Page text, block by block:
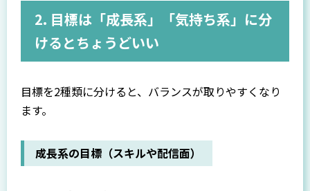
2. 目標は「成長系」「気持ち系」に分
けるとちょうどいい
目標を2種類に分けると、バランスが取りやすくなり
ます。
成長系の目標（スキルや配信面）